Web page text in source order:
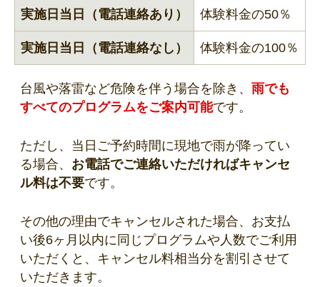
実施日当日（電話連絡あり） 体験料金の50％
実施日当日（電話連絡なし） 体験料金の100％
台風や落雷など危険を伴う場合を除き、 雨でも
すべてのプログラムをご案内可能です。
ただし、当日ご予約時間に現地で雨が降ってい
る場合、 お電話でご連絡いただければキャンセ
ル料は不要です。
その他の理由でキャンセルされた場合、お支払
い後6ヶ月以内に同じプログラムや人数でご利用
いただくと、キャンセル料相当分を割引させて
いただきます。